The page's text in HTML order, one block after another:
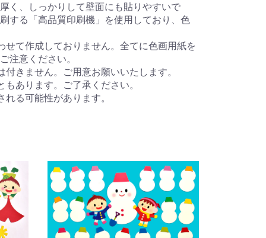
く、しっかりして壁面にも貼りやすいで
する「高品質印刷機」を使用しており、色
せて作成しておりません。全てに色画用紙を
注意ください。
きません。ご用意お願いいたします。
あります。ご了承ください。
る可能性があります。